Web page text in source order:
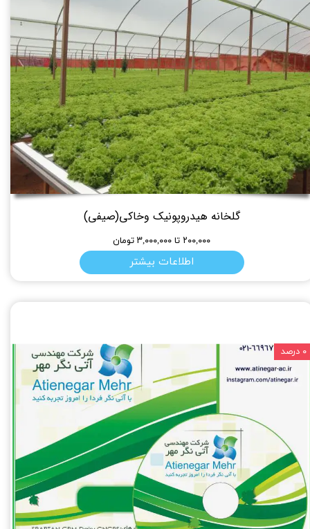
گلخانه هیدروپونیک وخاکی(صیفی)
۲۰۰,۰۰۰ تا ۳,۰۰۰,۰۰۰ تومان
اطلاعات بیشتر
۰ درصد